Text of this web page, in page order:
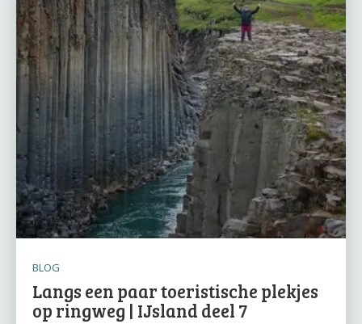
BLOG
Langs een paar toeristische plekjes
op ringweg | IJsland deel 7